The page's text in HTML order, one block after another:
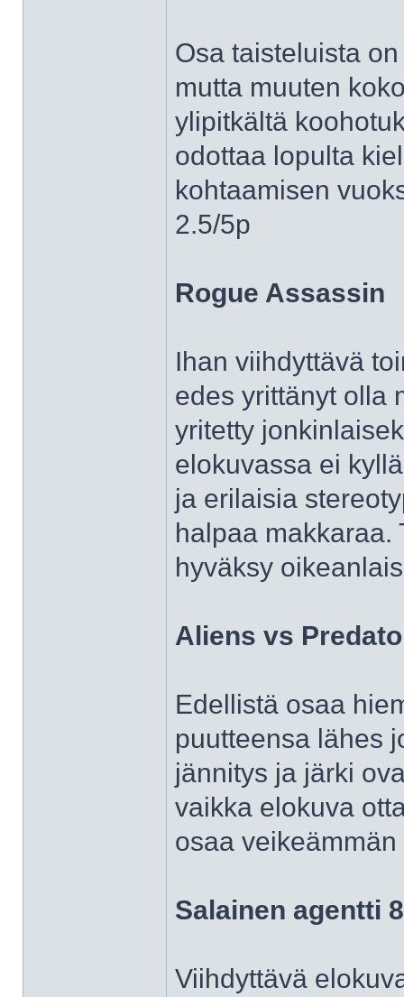
Osa taisteluista
mutta muuten
ylipitkältä
odottaa lopulta
kohtaamisen
2.5/5p
Rogue Assassin
Ihan viihdyttävä
edes yrittänyt olla
yritetty
elokuvassa ei
ja erilaisia
halpaa makkaraa.
hyväksy
Aliens vs
Edellistä osaa
puutteensa lähes
jännitys ja järki
vaikka elokuva
osaa
Salainen agentti
Viihdyttävä